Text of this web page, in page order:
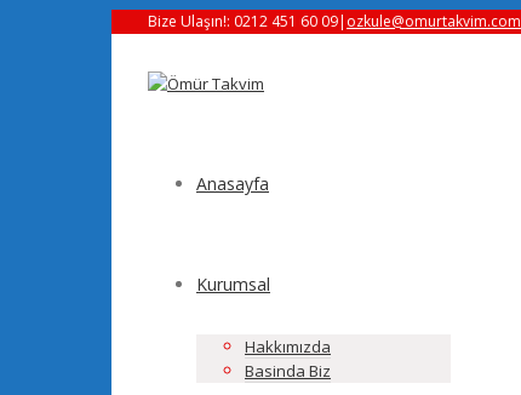
Bize Ulaşın!: 0212 451 60 09| ozkule@omurtakvim.com
Anasayfa
Kurumsal
Hakkımızda
Basinda Biz